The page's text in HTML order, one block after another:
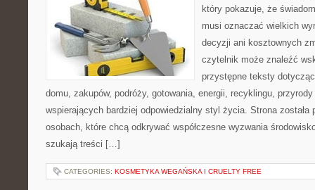
który pokazuje, że
musi oznaczać wielkich
decyzji ani kosztownych
czytelnik może znaleźć
przystępne teksty
domu, zakupów, podróży, gotowania, energii, recyklingu,
wspierających bardziej odpowiedzialny styl życia. Strona została
osobach, które chcą odkrywać współczesne wyzwania
szukają treści […]
CATEGORIES: KOSMETYKA WEGAŃSKA I CRUELTY FREE